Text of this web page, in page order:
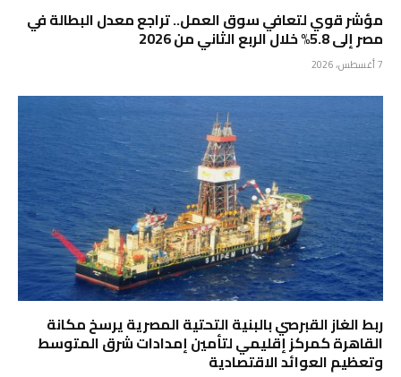
مؤشر قوي لتعافي سوق العمل.. تراجع معدل البطالة في
مصر إلى 5.8% خلال الربع الثاني من 2026
7 أغسطس، 2026
ربط الغاز القبرصي بالبنية التحتية المصرية يرسخ مكانة
القاهرة كمركز إقليمي لتأمين إمدادات شرق المتوسط
وتعظيم العوائد الاقتصادية